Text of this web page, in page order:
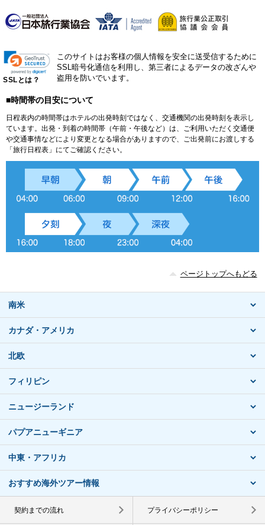
SSLとは？
このサイトはお客様の個人情報を安全に送受信するために
SSL暗号化通信を利用し、第三者によるデータの改ざんや
盗用を防いでいます。
■時間帯の目安について
日程表内の時間帯はホテルの出発時刻ではなく、交通機関の出発時刻を表示し
ています。出発・到着の時間帯（午前・午後など）は、ご利用いただく交通便
や交通事情などにより変更となる場合がありますので、ご出発前にお渡しする
「旅行日程表」にてご確認ください。
ページトップへもどる
南米
カナダ・アメリカ
北欧
フィリピン
ニュージーランド
パプアニューギニア
中東・アフリカ
おすすめ海外ツアー情報
契約までの流れ プライバシーポリシー